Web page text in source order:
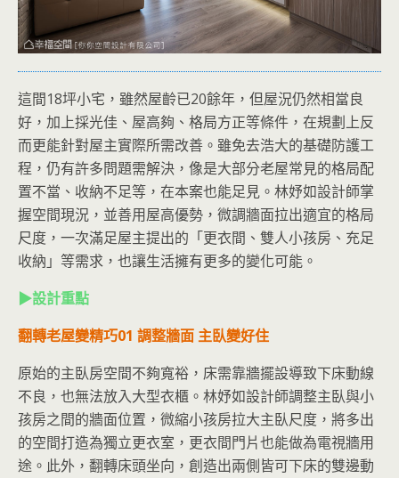
這間18坪小宅，雖然屋齡已20餘年，但屋況仍然相當良
好，加上採光佳、屋高夠、格局方正等條件，在規劃上反
而更能針對屋主實際所需改善。雖免去浩大的基礎防護工
程，仍有許多問題需解決，像是大部分老屋常見的格局配
置不當、收納不足等，在本案也能足見。林妤如設計師掌
握空間現況，並善用屋高優勢，微調牆面拉出適宜的格局
尺度，一次滿足屋主提出的「更衣間、雙人小孩房、充足
收納」等需求，也讓生活擁有更多的變化可能。
▶設計重點
翻轉老屋變精巧01 調整牆面 主臥變好住
原始的主臥房空間不夠寬裕，床需靠牆擺設導致下床動線
不良，也無法放入大型衣櫃。林妤如設計師調整主臥與小
孩房之間的牆面位置，微縮小孩房拉大主臥尺度，將多出
的空間打造為獨立更衣室，更衣間門片也能做為電視牆用
途。此外，翻轉床頭坐向，創造出兩側皆可下床的雙邊動